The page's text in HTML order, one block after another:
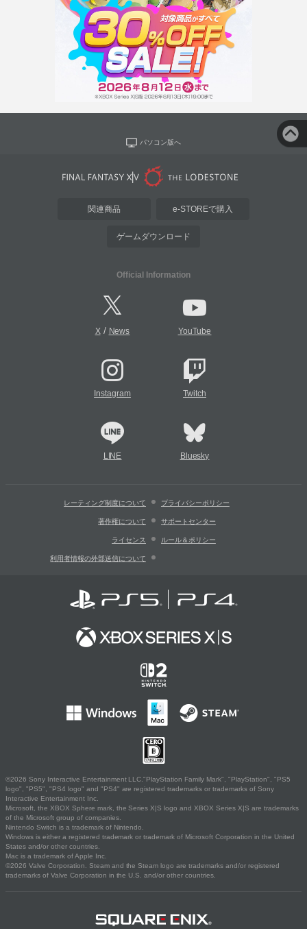
パソコン版へ
関連商品 e-STOREで購入
ゲームダウンロード
Official Information
X/ News YouTube
Instagram Twitch
LINE Bluesky
レーティング制度について プライバシーポリシー
著作権について サポートセンター
ライセンス ルール＆ポリシー
利用者情報の外部送信について
©2026 Sony Interactive Entertainment LLC."PlayStation Family Mark", "PlayStation", "PS5
logo", "PS5", "PS4 logo" and "PS4" are registered trademarks or trademarks of Sony
Interactive Entertainment Inc.
Microsoft, the XBOX Sphere mark, the Series X|S logo and XBOX Series X|S are trademarks
of the Microsoft group of companies.
Nintendo Switch is a trademark of Nintendo.
Windows is either a registered trademark or trademark of Microsoft Corporation in the United
States and/or other countries.
Mac is a trademark of Apple Inc.
©2026 Valve Corporation. Steam and the Steam logo are trademarks and/or registered
trademarks of Valve Corporation in the U.S. and/or other countries.